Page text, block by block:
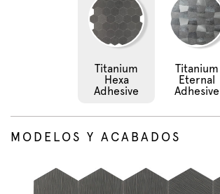
Titanium
Hexa
Adhesive
Titanium
Eternal
Adhesive
MODELOS Y ACABADOS